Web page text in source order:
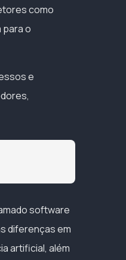
como
o
e
software
diferenças em
artificial, além